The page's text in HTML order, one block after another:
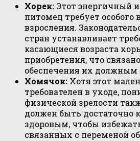
Хорек: Этот энергичный
питомец требует особого
взросления.
стран устанавливает
касающиеся возраста
приобретения, что
обеспечения их должным
Хомячок: Хотя этот
требователен в уходе,
физической зрелости
должен быть достаточно
здоровым, чтобы
связанных с переменой